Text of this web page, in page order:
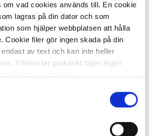
om vad cookies används till. En cookie
lagras på din dator och som
som hjälper webbplatsen att hålla
Cookie filer gör ingen skada på din
av text och kan inte heller
Filerna tar praktiskt taget ingen
en fil permanent på din dator,
att exempelvis kunna mäta hur du
dig på hemsidan. Detta enbart för att
bättre tjänster och service.
ca 1-2 dagar
+ KÖP